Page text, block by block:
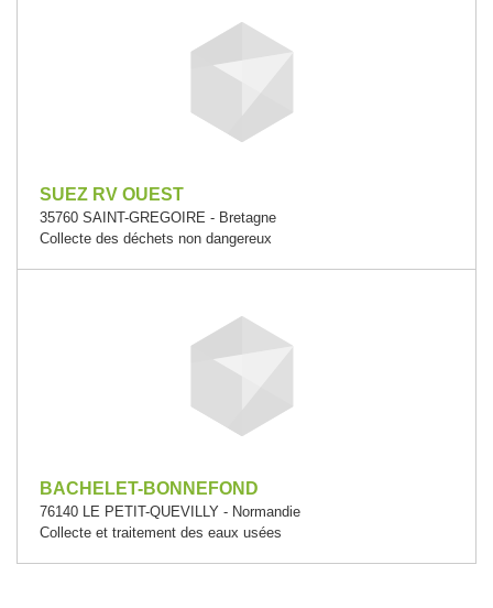
SUEZ RV OUEST
35760 SAINT-GREGOIRE - Bretagne
Collecte des déchets non dangereux
BACHELET-BONNEFOND
76140 LE PETIT-QUEVILLY - Normandie
Collecte et traitement des eaux usées